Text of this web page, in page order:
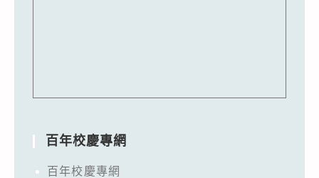
百年校慶專網
百年校慶專網